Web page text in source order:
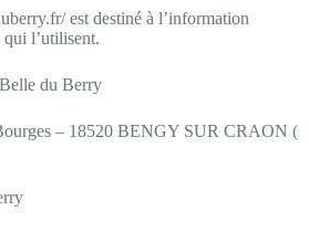
est destiné à l’information
qui l’utilisent.
du Berry
– 18520 BENGY SUR CRAON (